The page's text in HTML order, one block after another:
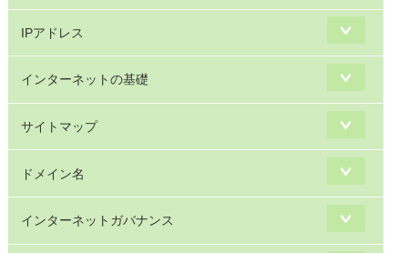
IPアドレス
インターネットの基礎
サイトマップ
ドメイン名
インターネットガバナンス